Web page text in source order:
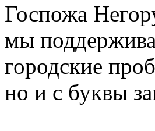
Госпожа
мы
городские
но и с буквы